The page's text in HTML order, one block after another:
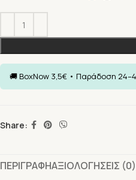
Share:
ΠΕΡΙΓΡΑΦΗΑΞΙΟΛΟΓΗΣΕΙΣ (0)